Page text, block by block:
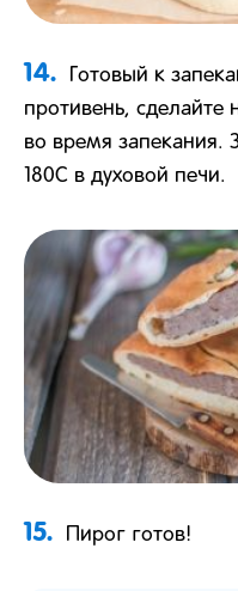
14.
Готовый к
противень, сделайте
во время запекания.
180С в духовой печи.
15. Пирог готов!